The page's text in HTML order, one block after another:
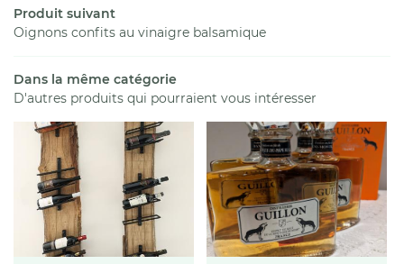
Services
En images
La carte
Avis
Actualités
Contact
Rejoignez-
Produit suivant
Oignons confits au vinaigre balsamique
Dans la même catégorie
D'autres produits qui pourraient vous intéresser